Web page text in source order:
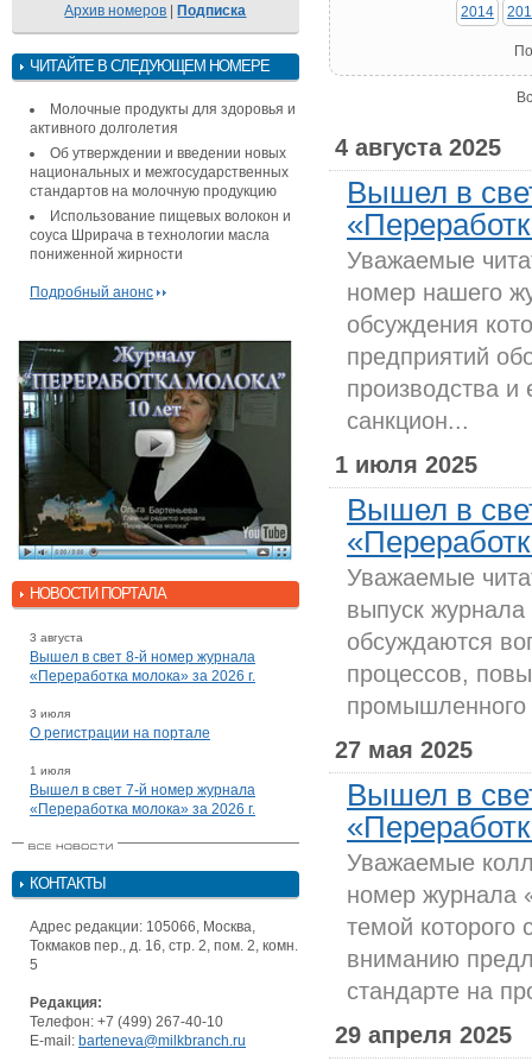
Архив номеров |Подписка
ЧИТАЙТЕ В СЛЕДУЮЩЕМ НОМЕРЕ
Молочные продукты для здоровья и
активного долголетия
Об утверждении и введении новых
национальных и межгосударственных
стандартов на молочную продукцию
Использование пищевых волокон и
соуса Шрирача в технологии масла
пониженной жирности
Подробный анонс
НОВОСТИ ПОРТАЛА
3 августа
Вышел в свет 8-й номер журнала
«Переработка молока» за 2026 г.
3 июля
О регистрации на портале
1 июля
Вышел в свет 7-й номер журнала
«Переработка молока» за 2026 г.
КОНТАКТЫ
Адрес редакции: 105066, Москва,
Токмаков пер., д. 16, стр. 2, пом. 2, комн.
5
Редакция:
Телефон: +7 (499) 267-40-10
E-mail: barteneva@milkbranch.ru
2014
4 августа 2025
Вышел в
Уважаемые
номер нашего
обсуждения
предприятий
производства и
санкцион...
1 июля 2025
Вышел в
Уважаемые
выпуск
обсуждаются
процессов,
27 мая 2025
Вышел в
Уважаемые
номер журнала
темой
вниманию
стандарте на
29 апреля 2025